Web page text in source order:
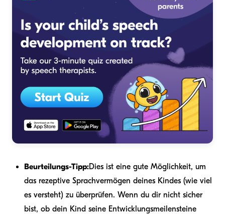
Beurteilungs-Tipp:Dies ist eine gute Möglichkeit, um
das rezeptive Sprachvermögen deines Kindes (wie viel
es versteht) zu überprüfen. Wenn du dir nicht sicher
bist, ob dein Kind seine Entwicklungsmeilensteine